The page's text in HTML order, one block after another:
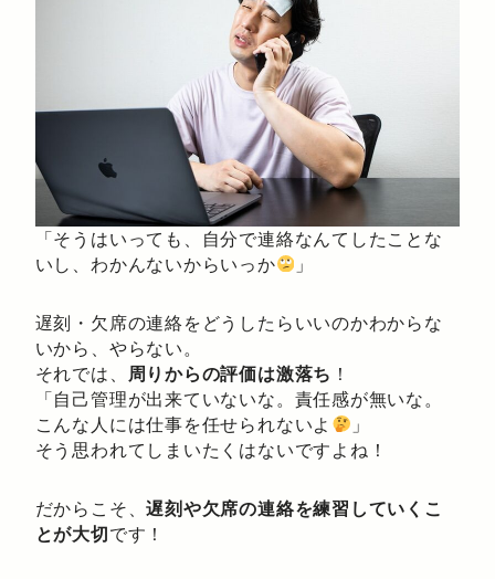
「そうはいっても、自分で連絡なんてしたことな
いし、わかんないからいっか
」
遅刻・欠席の連絡をどうしたらいいのかわからな
いから、やらない。
それでは、
周りからの評価は激落ち ！
「自己管理が出来ていないな。責任感が無いな。
こんな人には仕事を任せられないよ
」
そう思われてしまいたくはないですよね！
だからこそ、遅刻や欠席の連絡を練習していくこ
とが大切です！